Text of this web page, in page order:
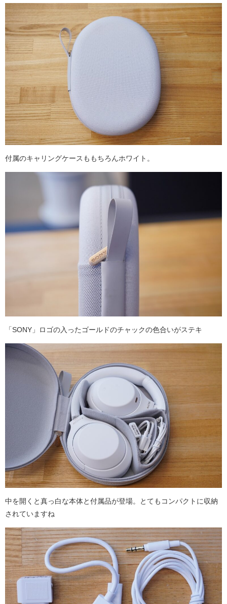
付属のキャリングケースももちろんホワイト。
「SONY」ロゴの入ったゴールドのチャックの色合いがステキ
中を開くと真っ白な本体と付属品が登場。とてもコンパクトに収納
されていますね